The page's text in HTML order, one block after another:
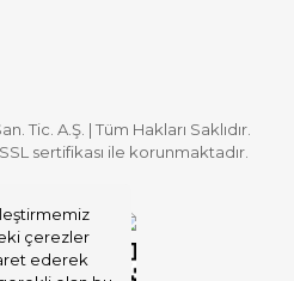
çerezler
ederek
Tic. A.Ş. | Tüm Hakları Saklıdır.
sertifikası ile korunmaktadır.